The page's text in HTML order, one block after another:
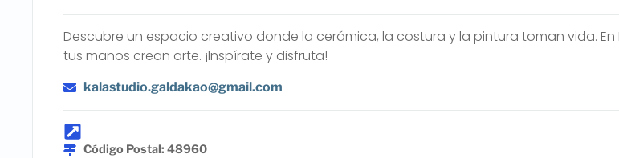
Descubre un espacio creativo donde la cerámica, la costura y la pintura toman vida. En
tus manos crean arte. ¡Inspírate y disfruta!
kalastudio.galdakao@gmail.com
Código Postal: 48960